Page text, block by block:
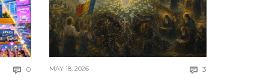
 0 Comments
MAY 18, 2026  3